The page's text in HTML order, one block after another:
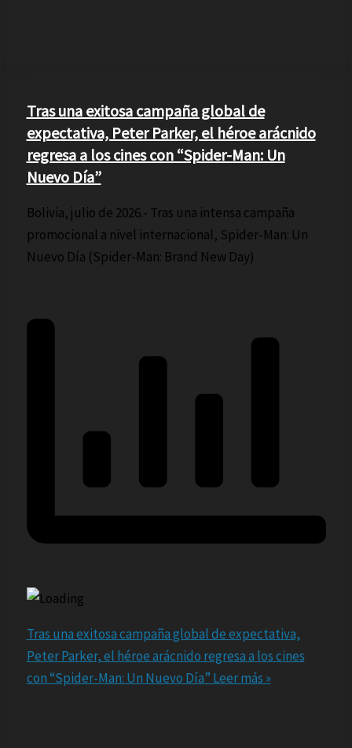
Tras una exitosa campaña global de
expectativa, Peter Parker, el héroe arácnido
regresa a los cines con “Spider-Man: Un
Nuevo Día”
Bolivia, julio de 2026.- Tras una intensa campaña
promocional a nivel internacional, Spider-Man: Un
Nuevo Día (Spider-Man: Brand New Day)
Tras una exitosa campaña global de expectativa,
Peter Parker, el héroe arácnido regresa a los cines
con “Spider-Man: Un Nuevo Día” Leer más »